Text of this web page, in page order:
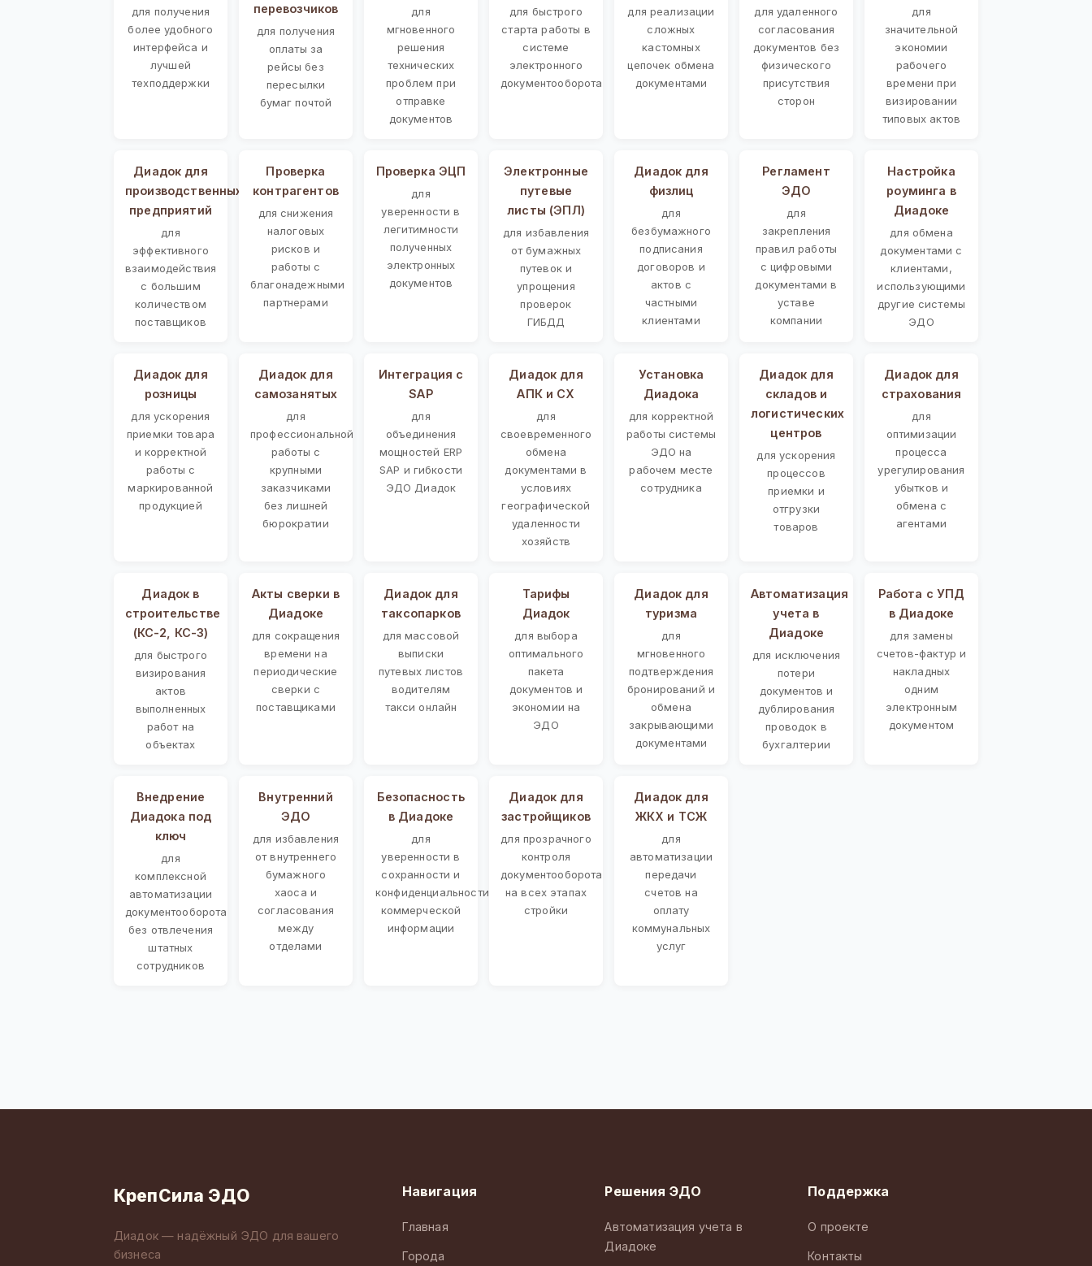
для получения
более удобного
интерфейса и
лучшей
техподдержки
перевозчиков
для получения
оплаты за
рейсы без
пересылки
бумаг почтой
для
мгновенного
решения
технических
проблем при
отправке
документов
для быстрого
старта работы в
системе
электронного
документооборота
для реализации
сложных
кастомных
цепочек обмена
документами
для удаленного
согласования
документов без
физического
присутствия
сторон
для
значительной
экономии
рабочего
времени при
визировании
типовых актов
Диадок для
производственных
предприятий
для
эффективного
взаимодействия
с большим
количеством
поставщиков
Проверка
контрагентов
для снижения
налоговых
рисков и
работы с
благонадежными
партнерами
Проверка ЭЦП
для
уверенности в
легитимности
полученных
электронных
документов
Электронные
путевые
листы (ЭПЛ)
для избавления
от бумажных
путевок и
упрощения
проверок
ГИБДД
Диадок для
физлиц
для
безбумажного
подписания
договоров и
актов с
частными
клиентами
Регламент
ЭДО
для
закрепления
правил работы
с цифровыми
документами в
уставе
компании
Настройка
роуминга в
Диадоке
для обмена
документами с
клиентами,
использующими
другие системы
ЭДО
Диадок для
розницы
для ускорения
приемки товара
и корректной
работы с
маркированной
продукцией
Диадок для
самозанятых
для
профессиональной
работы с
крупными
заказчиками
без лишней
бюрократии
Интеграция с
SAP
для
объединения
мощностей ERP
SAP и гибкости
ЭДО Диадок
Диадок для
АПК и СХ
для
своевременного
обмена
документами в
условиях
географической
удаленности
хозяйств
Установка
Диадока
для корректной
работы системы
ЭДО на
рабочем месте
сотрудника
Диадок для
складов и
логистических
центров
для ускорения
процессов
приемки и
отгрузки
товаров
Диадок для
страхования
для
оптимизации
процесса
урегулирования
убытков и
обмена с
агентами
Диадок в
строительстве
(КС-2, КС-3)
для быстрого
визирования
актов
выполненных
работ на
объектах
Акты сверки в
Диадоке
для сокращения
времени на
периодические
сверки с
поставщиками
Диадок для
таксопарков
для массовой
выписки
путевых листов
водителям
такси онлайн
Тарифы
Диадок
для выбора
оптимального
пакета
документов и
экономии на
ЭДО
Диадок для
туризма
для
мгновенного
подтверждения
бронирований и
обмена
закрывающими
документами
Автоматизация
учета в
Диадоке
для исключения
потери
документов и
дублирования
проводок в
бухгалтерии
Работа с УПД
в Диадоке
для замены
счетов-фактур и
накладных
одним
электронным
документом
Внедрение
Диадока под
ключ
для
комплексной
автоматизации
документооборота
без отвлечения
штатных
сотрудников
Внутренний
ЭДО
для избавления
от внутреннего
бумажного
хаоса и
согласования
между
отделами
Безопасность
в Диадоке
для
уверенности в
сохранности и
конфиденциальности
коммерческой
информации
Диадок для
застройщиков
для прозрачного
контроля
документооборота
на всех этапах
стройки
Диадок для
ЖКХ и ТСЖ
для
автоматизации
передачи
счетов на
оплату
коммунальных
услуг
КрепСила ЭДО
Диадок — надёжный ЭДО для вашего
бизнеса
Навигация
Главная
Города
Решения ЭДО
Автоматизация учета в
Диадоке
Поддержка
О проекте
Контакты